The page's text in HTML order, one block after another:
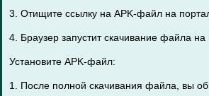
3. Отищите ссылку на APK-файл на
4. Браузер запустит скачивание файла
Установите APK-файл:
1. После полной скачивания файла, вы